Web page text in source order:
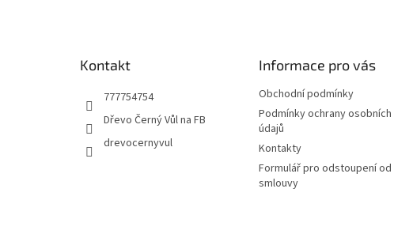
Kontakt
777754754
Dřevo Černý Vůl na FB
drevocernyvul
Informace pro vás
Obchodní podmínky
Podmínky ochrany osobních
údajů
Kontakty
Formulář pro odstoupení od
smlouvy